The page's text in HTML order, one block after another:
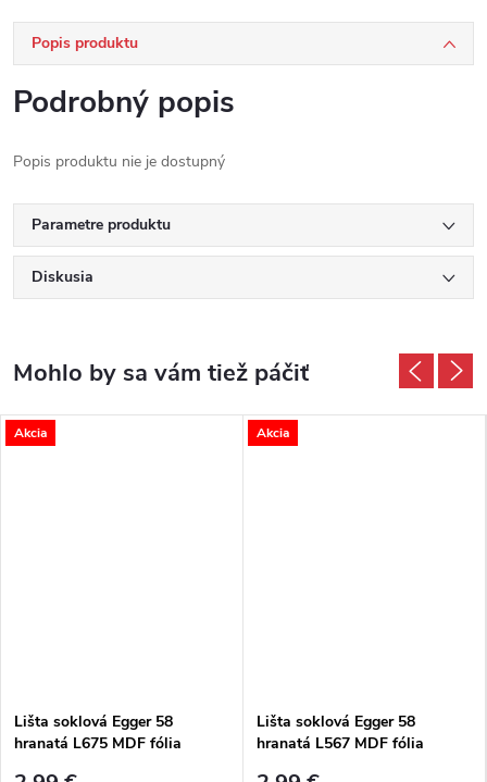
Popis produktu
Podrobný popis
Popis produktu nie je dostupný
Parametre produktu
Diskusia
Akcia
Lišta soklová Egger 58
hranatá L675 MDF fólia
Akcia
Lišta soklová Egger 58
hranatá L567 MDF fólia